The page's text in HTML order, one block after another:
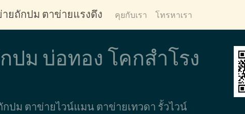
ยถักปม ตาข่ายแรงดึง คุยกับเรา โทรหาเรา
ปม บ่อทอง โคกสำโรง
ปม ตาข่ายไวน์แมน ตาข่ายเทวดา รั้วไวน์